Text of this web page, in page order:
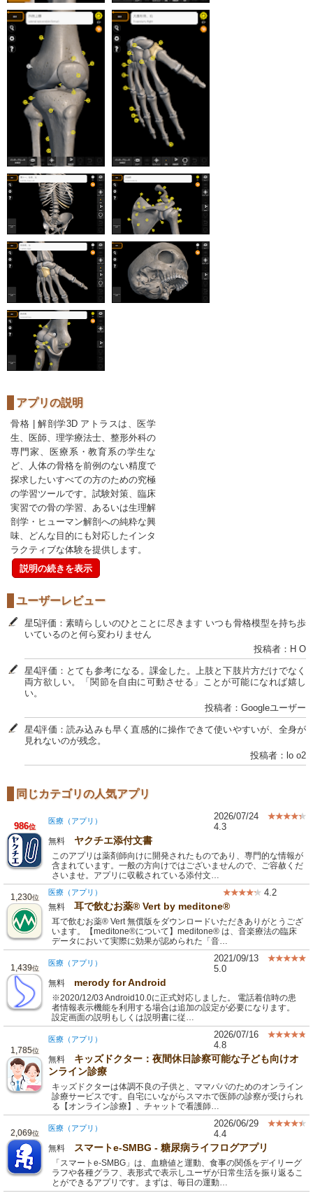
アプリの説明
骨格 | 解剖学3D アトラスは、医学
生、医師、理学療法士、整形外科の
専門家、医療系・教育系の学生な
ど、人体の骨格を前例のない精度で
探求したいすべての方のための究極
の学習ツールです。試験対策、臨床
実習での骨の学習、あるいは生理解
剖学・ヒューマン解剖への純粋な興
味、どんな目的にも対応したインタ
ラクティブな体験を提供します。
説明の続きを表示
ユーザーレビュー
星5評価：素晴らしいのひとことに尽きます いつも骨格模型を持ち歩
いているのと何ら変わりません
投稿者：H O
星4評価：とても参考になる。課金した。上肢と下肢片方だけでなく
両方欲しい。「関節を自由に可動させる」ことが可能になれば嬉し
い。
投稿者：Googleユーザー
星4評価：読み込みも早く直感的に操作できて使いやすいが、全身が
見れないのが残念。
投稿者：lo o2
同じカテゴリの人気アプリ
986位
医療（アプリ）
2026/07/24
4.3
無料 ヤクチエ添付文書
このアプリは薬剤師向けに開発されたものであり、専門的な情報が
含まれています。一般の方向けではございませんので、ご容赦くだ
さいませ。アプリに収載されている添付文…
1,230位
医療（アプリ） 4.2
無料 耳で飲むお薬® Vert by meditone®
耳で飲むお薬® Vert 無償版をダウンロードいただきありがとうござ
います。【meditone®について】meditone® は、音楽療法の臨床
データにおいて実際に効果が認められた「音…
1,439位
医療（アプリ）
2021/09/13
5.0
無料 merody for Android
※2020/12/03 Android10.0に正式対応しました。 電話着信時の患
者情報表示機能を利用する場合は追加の設定が必要になります。
設定画面の説明もしくは説明書に従…
1,785位
医療（アプリ）
2026/07/16
4.8
無料
キッズドクター：夜間休日診察可能な子ども向けオ
ンライン診療
キッズドクターは体調不良の子供と、ママパパのためのオンライン
診療サービスです。自宅にいながらスマホで医師の診察が受けられ
る【オンライン診療】、チャットで看護師…
2,069位
医療（アプリ）
2026/06/29
4.4
無料 スマートe-SMBG - 糖尿病ライフログアプリ
「スマートe-SMBG」は、血糖値と運動、食事の関係をデイリーグ
ラフや各種グラフ、表形式で表示しユーザが日常生活を振り返るこ
とができるアプリです。まずは、毎日の運動…